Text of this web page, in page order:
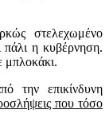
στελεχωμένο
πάλι η κυβέρνηση.
μπλοκάκι.
την επικίνδυνη
που τόσο